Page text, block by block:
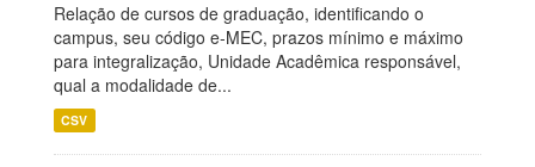
Relação de cursos de graduação, identificando o
campus, seu código e-MEC, prazos mínimo e máximo
para integralização, Unidade Acadêmica responsável,
qual a modalidade de...
CSV